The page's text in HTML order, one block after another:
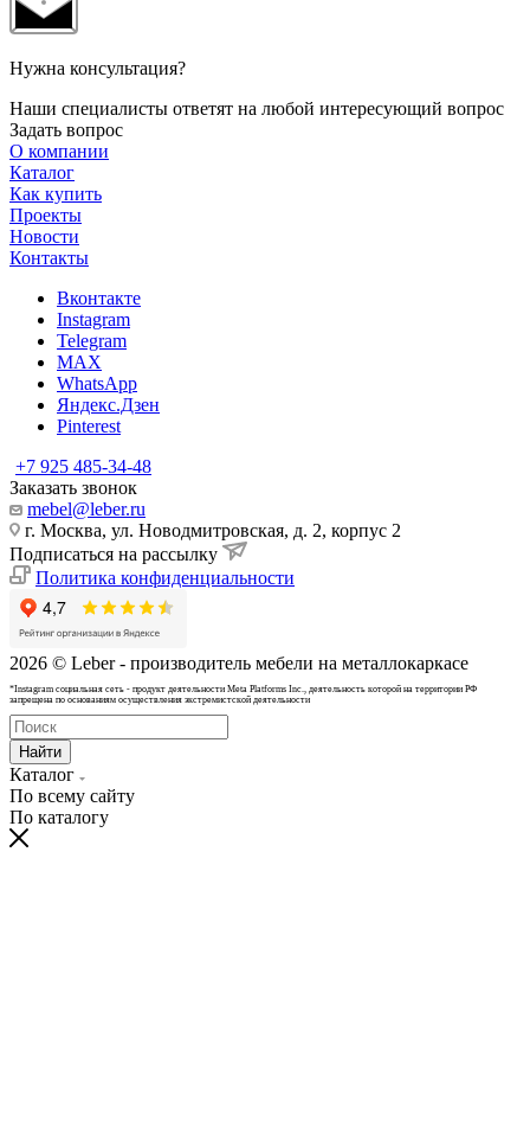
Нужна консультация?
Наши специалисты ответят на любой интересующий вопрос
Задать вопрос
О компании
Каталог
Как купить
Проекты
Новости
Контакты
Вконтакте
Instagram
Telegram
MAX
WhatsApp
Яндекс.Дзен
Pinterest
+7 925 485-34-48
Заказать звонок
mebel@leber.ru
г. Москва, ул. Новодмитровская, д. 2, корпус 2
Подписаться на рассылку
Политика конфиденциальности
2026 © Leber - производитель мебели на металлокаркасе
*Instagram cоциальная сеть - продукт деятельности Meta Platforms Inc., деятельность которой на территории РФ
запрещена по основаниям осуществления экстремистской деятельности
Найти
Каталог
По всему сайту
По каталогу